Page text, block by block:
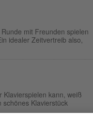
mit Freunden spielen
idealer Zeitvertreib also,
Klavierspielen kann, weiß
Klavierstück